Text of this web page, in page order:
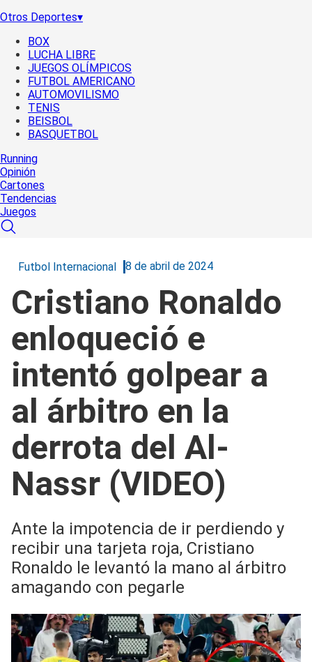
Otros Deportes▾
BOX
LUCHA LIBRE
JUEGOS OLÍMPICOS
FUTBOL AMERICANO
AUTOMOVILISMO
TENIS
BEISBOL
BASQUETBOL
Running
Opinión
Cartones
Tendencias
Juegos
Futbol Internacional 8 de abril de 2024
Cristiano Ronaldo
enloqueció e
intentó golpear a
al árbitro en la
derrota del Al-
Nassr (VIDEO)
Ante la impotencia de ir perdiendo y
recibir una tarjeta roja, Cristiano
Ronaldo le levantó la mano al árbitro
amagando con pegarle